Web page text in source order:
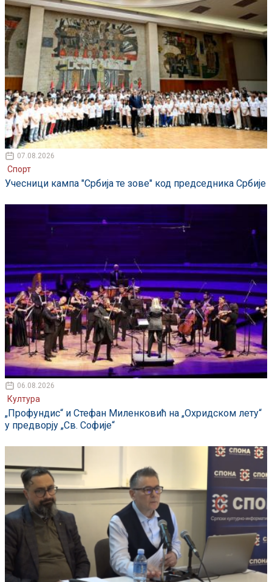
07.08.2026
Спорт
Учесници кампа "Србија те зове" код председника Србије
06.08.2026
Култура
„Профундис“ и Стефан Миленковић на „Охридском лету“
у предворју „Св. Софије“